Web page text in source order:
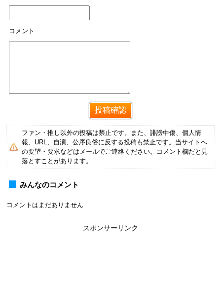
コメント
ファン・推し以外の投稿は禁止です。また、誹謗中傷、個人情
報、URL、自演、公序良俗に反する投稿も禁止です。当サイトへ
の要望・要求などはメールでご連絡ください。コメント欄だと見
落とすことがあります。
みんなのコメント
コメントはまだありません
スポンサーリンク